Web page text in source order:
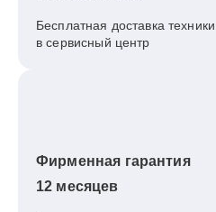
Бесплатная доставка техники
в сервисный центр
Фирменная гарантия
12 месяцев